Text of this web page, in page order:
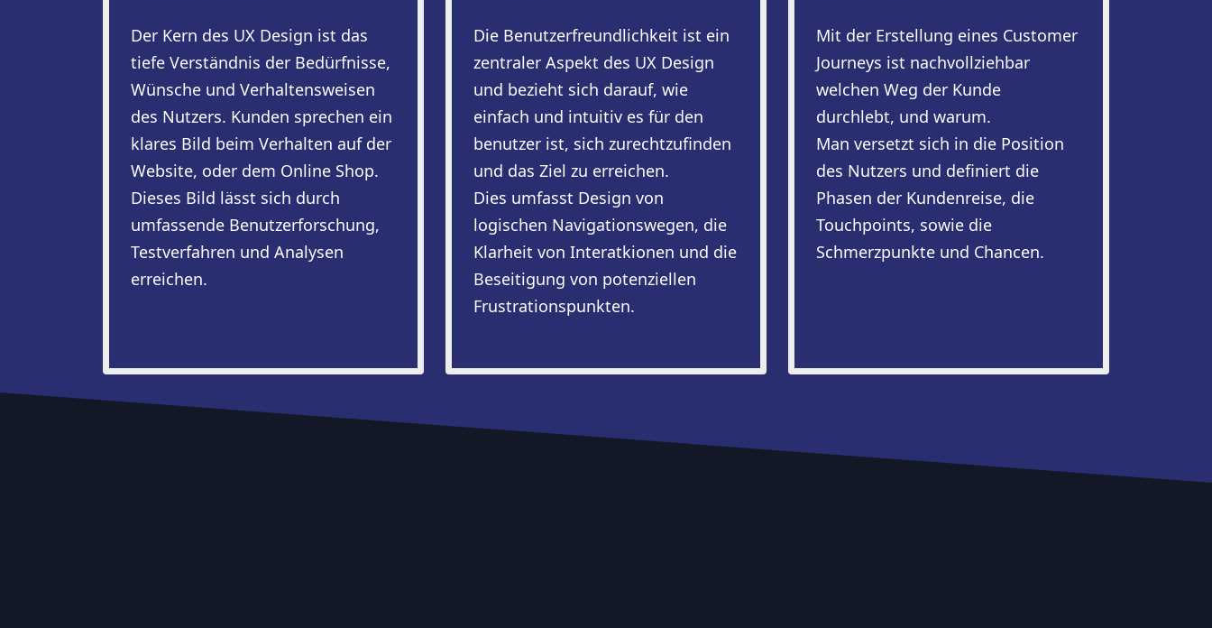
Der Kern des UX Design ist das
tiefe Verständnis der Bedürfnisse,
Wünsche und Verhaltensweisen
des Nutzers. Kunden sprechen ein
klares Bild beim Verhalten auf der
Website, oder dem Online Shop.
Dieses Bild lässt sich durch
umfassende Benutzerforschung,
Testverfahren und Analysen
erreichen.
Die Benutzerfreundlichkeit ist ein
zentraler Aspekt des UX Design
und bezieht sich darauf, wie
einfach und intuitiv es für den
benutzer ist, sich zurechtzufinden
und das Ziel zu erreichen.
Dies umfasst Design von
logischen Navigationswegen, die
Klarheit von Interatkionen und die
Beseitigung von potenziellen
Frustrationspunkten.
Mit der Erstellung eines Customer
Journeys ist nachvollziehbar
welchen Weg der Kunde
durchlebt, und warum.
Man versetzt sich in die Position
des Nutzers und definiert die
Phasen der Kundenreise, die
Touchpoints, sowie die
Schmerzpunkte und Chancen.